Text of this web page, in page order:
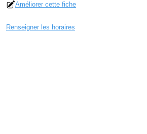
Améliorer cette fiche
Renseigner les horaires